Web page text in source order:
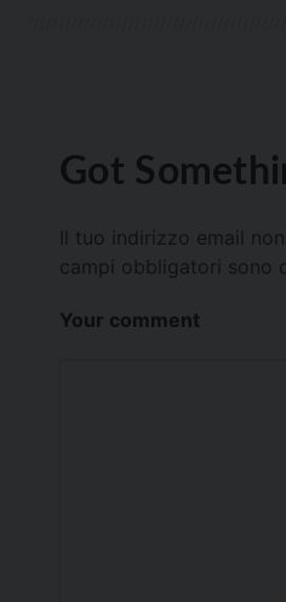
Got
Il tuo indirizzo email
campi obbligatori sono
Your comment